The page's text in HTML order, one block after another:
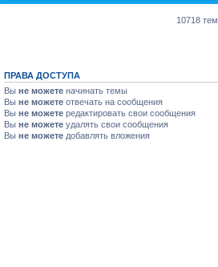
10718 тем
ПРАВА ДОСТУПА
Вы не можете начинать темы
Вы не можете отвечать на сообщения
Вы не можете редактировать свои сообщения
Вы не можете удалять свои сообщения
Вы не можете добавлять вложения